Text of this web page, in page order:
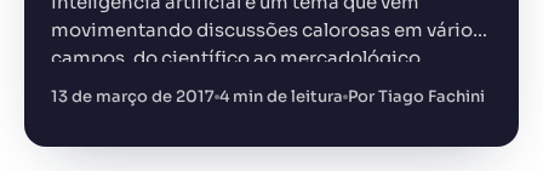
movimentando discussões calorosas em vários
campos, do científico ao mercadológico.
Dentro do quadro de assuntos, um dos
principais é o que se refere aos limites desta…
13 de março de 2017 4 min de leitura Por Tiago Fachini
JS +14.000 juristas